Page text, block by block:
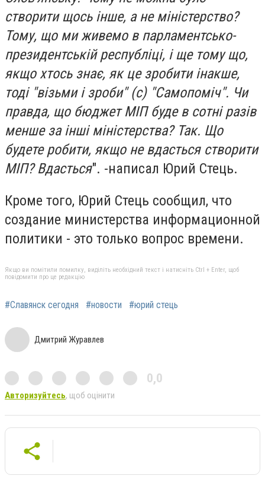
створити щось інше, а не міністерство?
Тому, що ми живемо в парламентсько-
президентській республіці, і ще тому що,
якщо хтось знає, як це зробити інакше,
тоді "візьми і зроби" (с) "Самопоміч". Чи
правда, що бюджет МІП буде в сотні разів
менше за інші міністерства? Так. Що
будете робити, якщо не вдасться створити
МІП? Вдасться". -написал Юрий Стець.
Кроме того, Юрий Стець сообщил, что
создание министерства информационной
политики - это только вопрос времени.
Якщо ви помітили помилку, виділіть необхідний текст і натисніть Ctrl + Enter, щоб
повідомити про це редакцію
#Славянск сегодня #новости #юрий стець
Дмитрий Журавлев
0,0
Авторизуйтесь, щоб оцінити